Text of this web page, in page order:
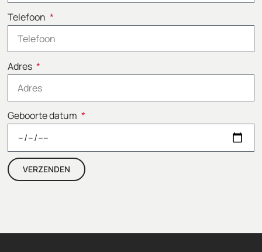
Telefoon
Adres
Geboorte datum
VERZENDEN